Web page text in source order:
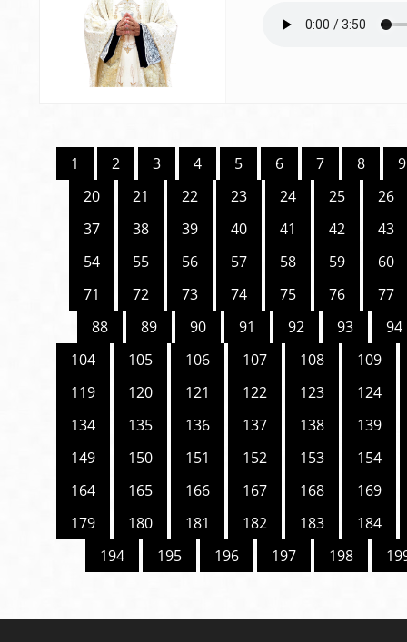
1 2 3 4 5 6 7 8
9
20
21 22 23 24 25
26
37
38 39 40 41 42
43
54
55 56 57 58 59
60
71
72 73 74 75 76
77
88
89 90 91 92 93
94
104
105 106 107 108
109
119
120 121 122 123
124
134
135 136 137 138
139
149
150 151 152 153
154
164
165 166 167 168
169
179
180 181 182 183
184
194
195 196 197 198